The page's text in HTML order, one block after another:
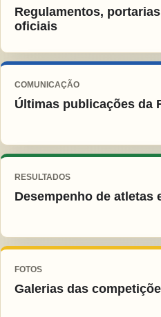
Regulamentos,
oficiais
COMUNICAÇÃO
Últimas publicações da
RESULTADOS
Desempenho de atletas
FOTOS
Galerias das